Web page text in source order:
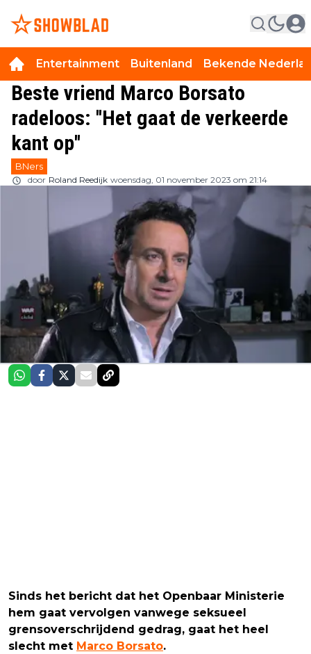
Entertainment Buitenland Bekende
Beste vriend Marco Borsato
radeloos: ''Het gaat de verkeerde
kant op''
BNers
door Roland Reedijk woensdag, 01 november 2023 om 21:14
Sinds het bericht dat het Openbaar Ministerie
hem gaat vervolgen vanwege seksueel
grensoverschrijdend gedrag, gaat het heel
slecht met Marco Borsato.